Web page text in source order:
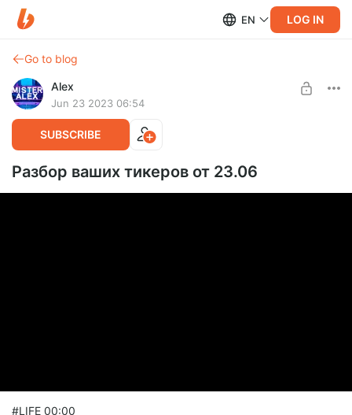
EN LOG IN
Go to blog
Alex
Jun 23 2023 06:54
SUBSCRIBE
Разбор ваших тикеров от 23.06
#LIFE 00:00